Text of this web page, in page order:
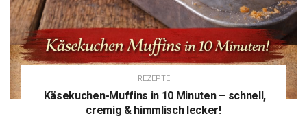
REZEPTE
Käsekuchen-Muffins in 10 Minuten – schnell,
cremig & himmlisch lecker!